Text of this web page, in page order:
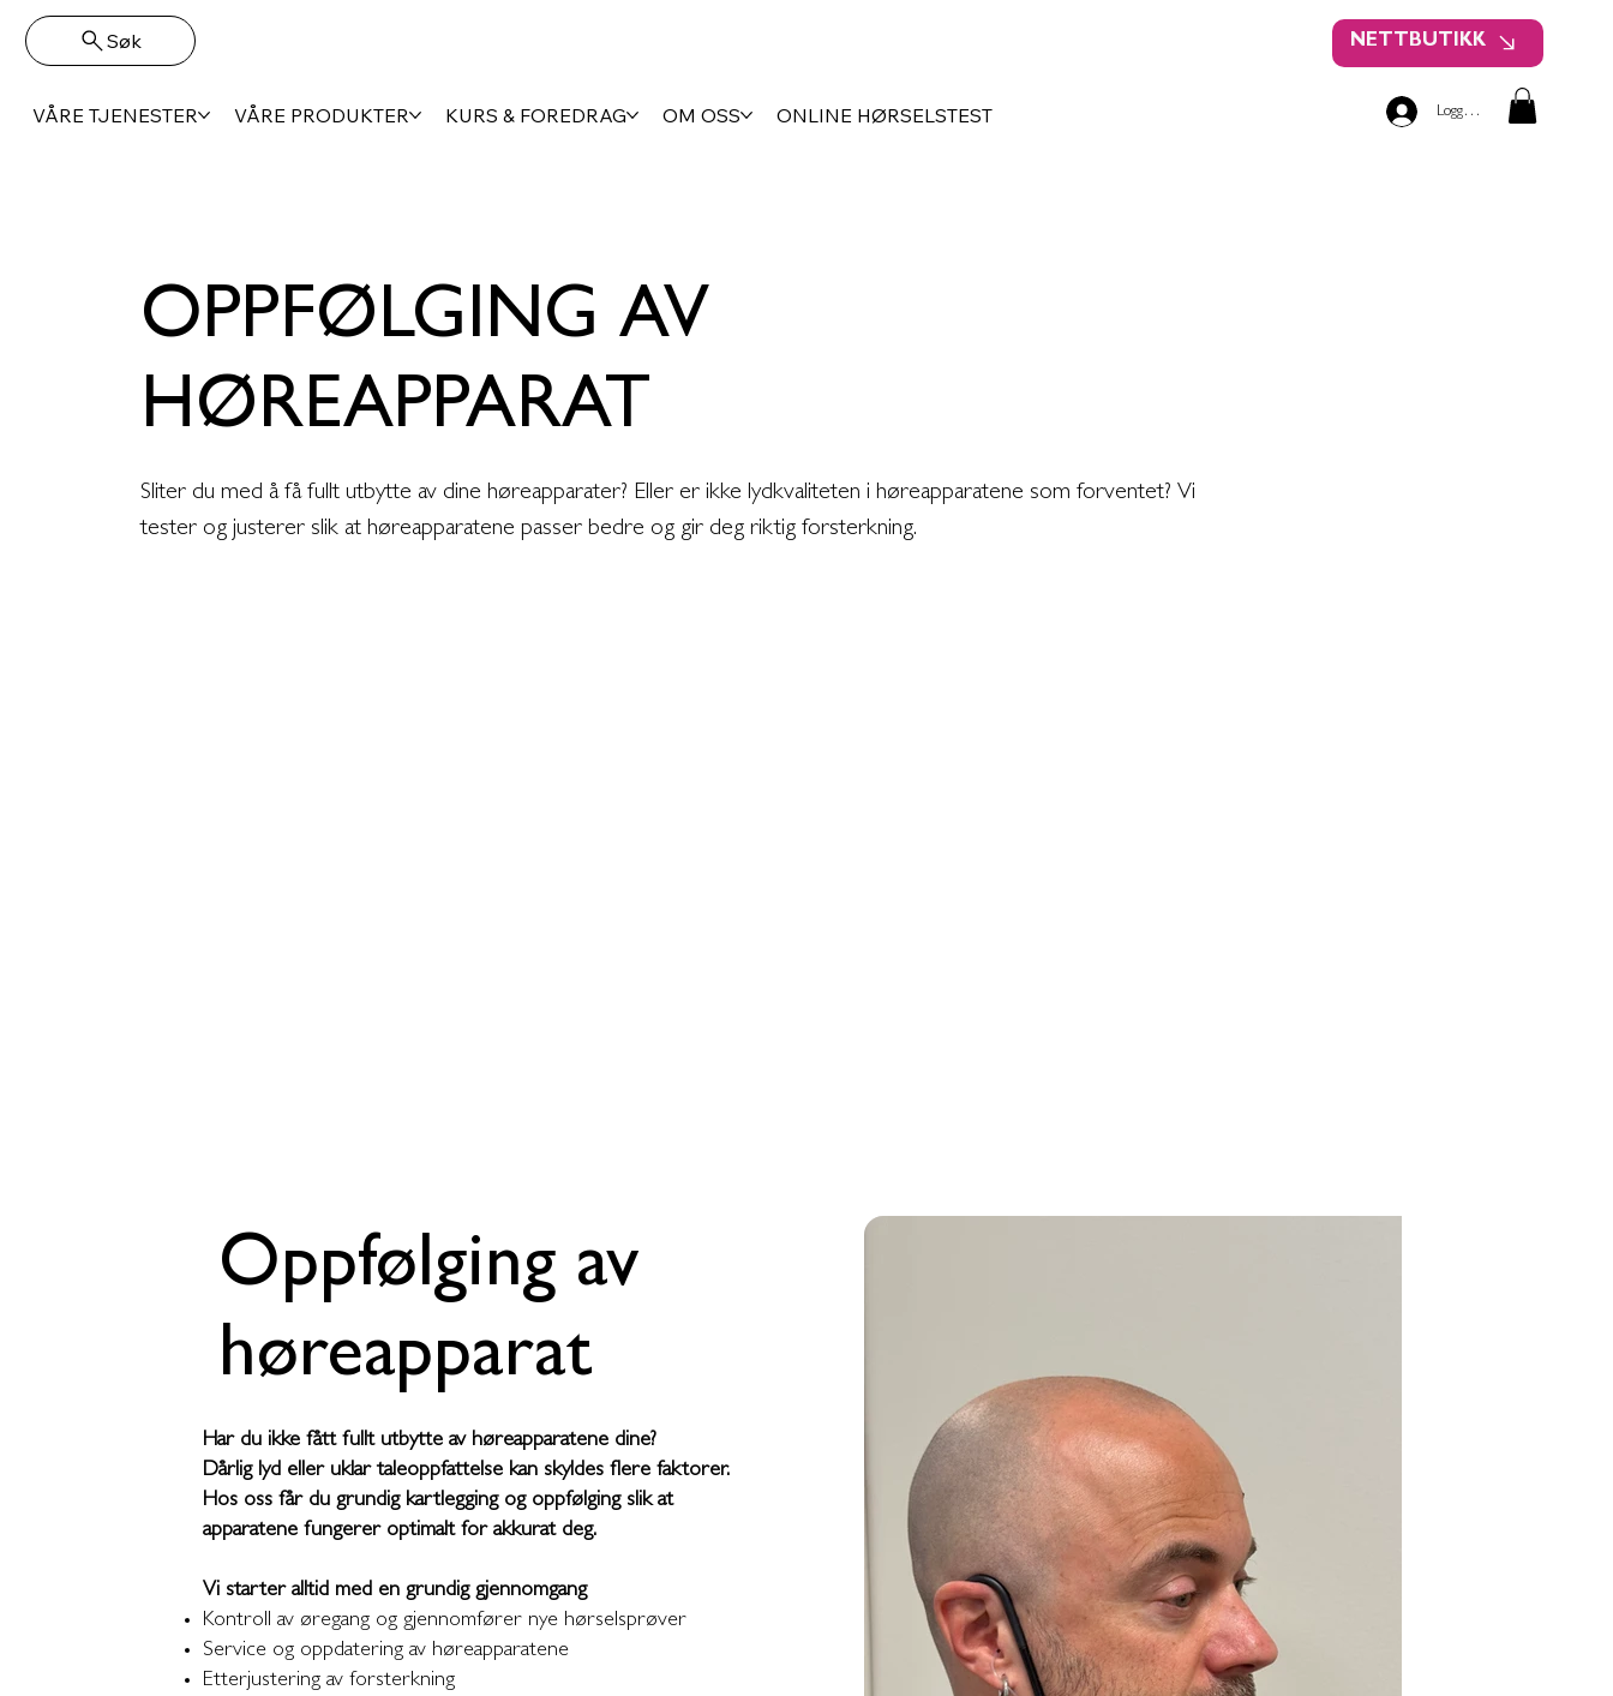
VÅRE TJENESTER VÅRE PRODUKTER KURS & FOREDRAG OM OSS ONLINE HØRSELSTEST
Søk NETTBUTIKK
Logg inn
OPPFØLGING AV
HØREAPPARAT
Sliter du med å få fullt utbytte av dine høreapparater? Eller er ikke lydkvaliteten i høreapparatene som forventet? Vi
tester og justerer slik at høreapparatene passer bedre og gir deg riktig forsterkning.
Oppfølging av
høreapparat
Har du ikke fått fullt utbytte av høreapparatene dine?
Dårlig lyd eller uklar taleoppfattelse kan skyldes flere faktorer.
Hos oss får du grundig kartlegging og oppfølging slik at
apparatene fungerer optimalt for akkurat deg.
Vi starter alltid med en grundig gjennomgang
Kontroll av øregang og gjennomfører nye hørselsprøver
Service og oppdatering av høreapparatene
Etterjustering av forsterkning